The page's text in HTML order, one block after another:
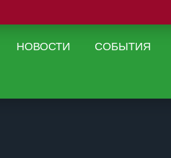
НОВОСТИ СОБЫТИЯ